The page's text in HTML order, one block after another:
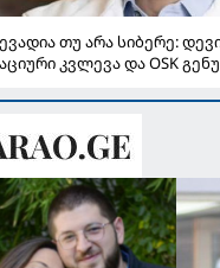
თუ არა სიბერე:
კვლევა და OSK